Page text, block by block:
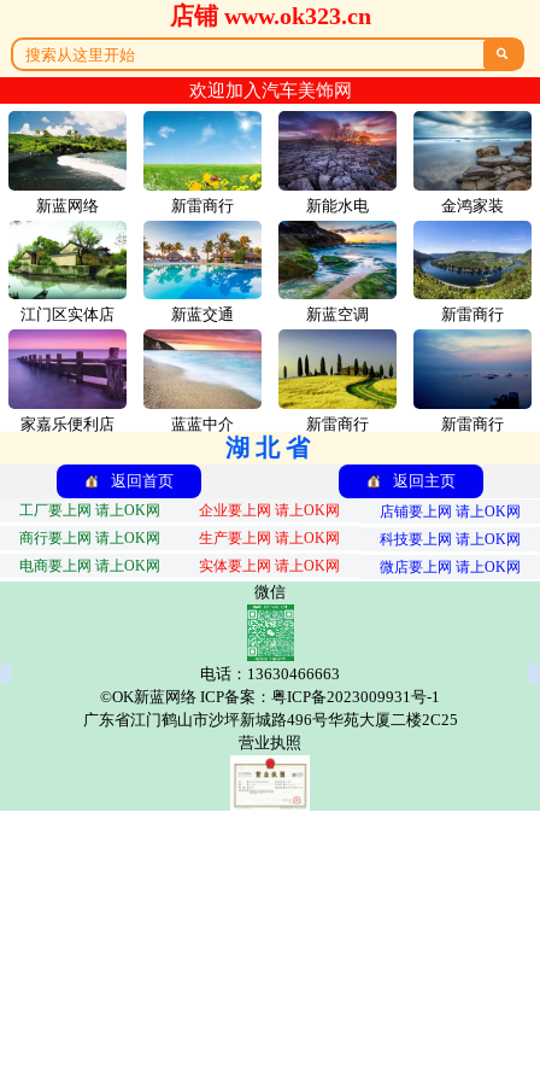
店铺 www.ok323.cn

欢迎加入汽车美饰网
新蓝网络 新雷商行
江门区实体店 新蓝交通
家嘉乐便利店 蓝蓝中介
新能水电 金鸿家装
新蓝空调 新雷商行
新雷商行 新雷商行
湖北省
返回首页 返回主页
工厂要上网 请上OK网 企业要上网 请上OK网
店铺要上网 请上OK网
商行要上网 请上OK网
生产要上网 请上OK网
科技要上网 请上OK网
电商要上网 请上OK网
实体要上网 请上OK网 微店要上网 请上OK网
微信
电话：13630466663
©OK新蓝网络 ICP备案：粤ICP备2023009931号-1
广东省江门鹤山市沙坪新城路496号华苑大厦二楼2C25
营业执照